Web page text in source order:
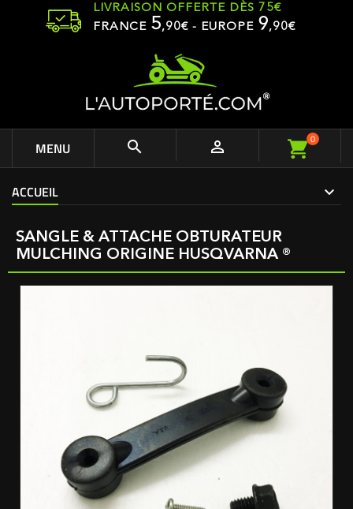
LIVRAISON OFFERTE DÈS 75€
FRANCE 5,90€ - EUROPE 9,90€
MENU   0
ACCUEIL
SANGLE & ATTACHE OBTURATEUR
MULCHING ORIGINE HUSQVARNA ®